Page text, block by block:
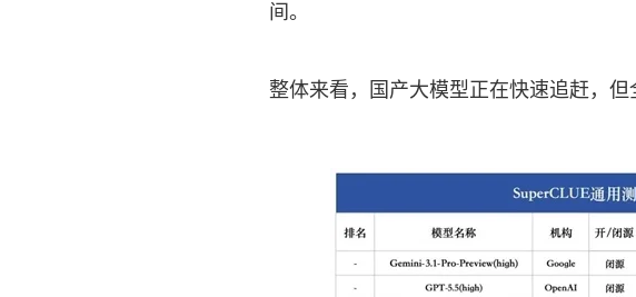
间。
整体来看，国产大模型正在快速追赶，但